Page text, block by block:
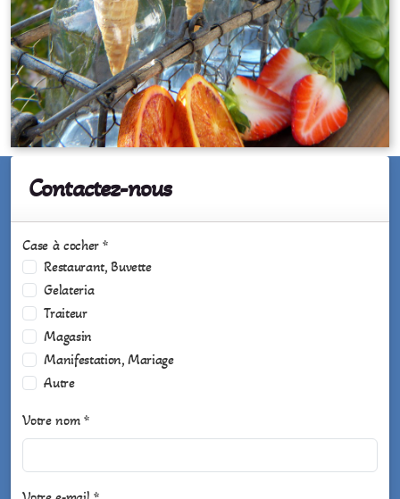
Contactez-nous
Case à cocher *
Restaurant, Buvette
Gelateria
Traiteur
Magasin
Manifestation, Mariage
Autre
Votre nom *